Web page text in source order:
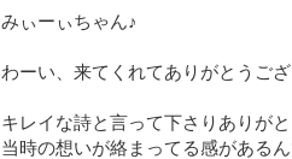
みぃーぃちゃん♪
わーい、来てくれてありがとうご
キレイな詩と言って下さりありがと
当時の想いが絡まってる感がある